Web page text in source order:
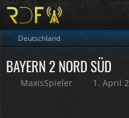
Deutschland
BAYERN 2 NORD SÜD
MaxisSpieler 1. April